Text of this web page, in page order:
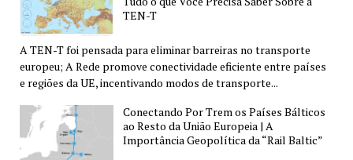
TEN-T
A TEN-T foi pensada para eliminar barreiras no transporte
europeu; A Rede promove conectividade eficiente entre países
e regiões da UE, incentivando modos de transporte...
Conectando Por Trem os Países Bálticos
ao Resto da União Europeia | A
Importância Geopolítica da “Rail Baltic”